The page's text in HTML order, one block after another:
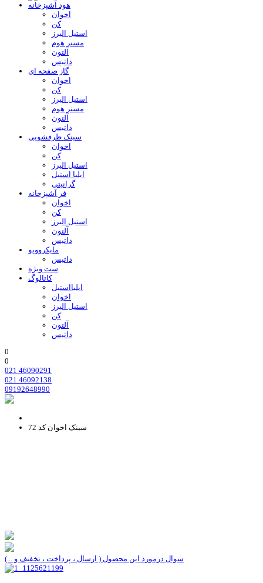
هود آشپزخانه
اخوان
کن
استیل البرز
مستر هوم
آلتون
داتیس
گاز صفحه ای
اخوان
کن
استیل البرز
مستر هوم
آلتون
داتیس
سینک ظرفشویی
اخوان
کن
استیل البرز
ایلیا استیل
گرانیتی
فر آشپزخانه
اخوان
کن
استیل البرز
آلتون
داتیس
مایکروویو
داتیس
ست ویژه
کاتالوگ
ایلیااستیل
اخوان
استیل البرز
کن
آلتون
داتیس
0
0
021 46090291
021 46092138
09192648990
سینک اخوان کد 72
سوال درمورد این محصول ( ارسال ، پرداخت ، تخفیف و ...)